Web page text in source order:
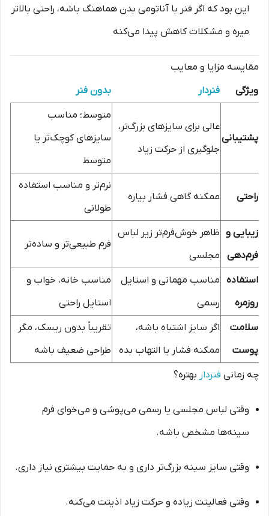
این بود که اگر فنر با آناتومی بدن هماهنگ باشه، راحتی بالاتر
میره و مشکلات کاهش پیدا می‌کنه
مقایسه مزایا و معایب
ویژگی
فنردار بدون فنر
پشتیبانی
عالی برای سایزهای بزرگ‌تر،
جلوگیری از حرکت زیاد
متوسط؛ مناسب
سایزهای کوچک‌تر یا
متوسط
راحتی ممکنه گاهی فشار بیاره
نرم‌تر و مناسب استفاده
طولانی
زیبایی و
فرم‌دهی
ظاهر خوش‌فرم‌تر زیر لباس
مجلسی
فرم طبیعی‌تر و ساده‌تر
استفاده
روزمره
مناسب مهمانی و استایل
رسمی
مناسب خانه، خواب و
استایل راحتی
سلامت
پوست
اگر سایز اشتباه باشه،
ممکنه فشار یا التهاب بده
تقریباً بدون ریسک، مگر
طراحی ضعیف باشه
چه زمانی فنردار بهتره؟
وقتی لباس مجلسی یا رسمی می‌پوشی و می‌خوای فرم
سینه‌ها مشخص باشه.
وقتی سایز سینه بزرگ‌تر داری و به حمایت بیشتری نیاز داری.
وقتی فعالیتت زیاده و حرکت زیاد اذیتت می‌کنه.